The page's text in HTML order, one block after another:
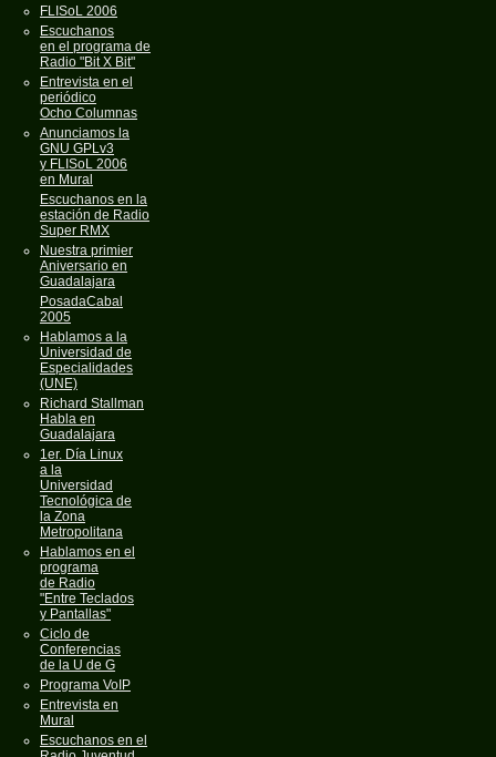
FLISoL 2006
Escuchanos
en el programa de
Radio "Bit X Bit"
Entrevista en el
periódico
Ocho Columnas
Anunciamos la
GNU GPLv3
y FLISoL 2006
en Mural
Escuchanos en la
estación de Radio
Super RMX
Nuestra primier
Aniversario en
Guadalajara
PosadaCabal
2005
Hablamos a la
Universidad de
Especialidades
(UNE)
Richard Stallman
Habla en
Guadalajara
1er. Día Linux
a la
Universidad
Tecnológica de
la Zona
Metropolitana
Hablamos en el
programa
de Radio
"Entre Teclados
y Pantallas"
Ciclo de
Conferencias
de la U de G
Programa VoIP
Entrevista en
Mural
Escuchanos en el